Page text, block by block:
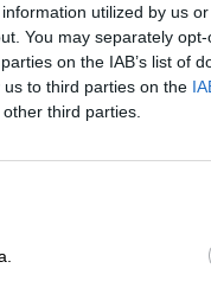
utilized by us
You may separately
on the IAB’s list of
to third parties on the
third parties.
años 50 y 60,
datos a los
Ortega Smith que,
manifestación
misma línea,
apestados a los
de un